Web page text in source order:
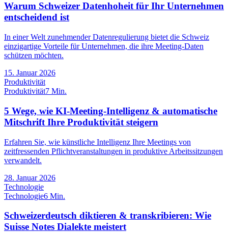
Warum Schweizer Datenhoheit für Ihr Unternehmen
entscheidend ist
In einer Welt zunehmender Datenregulierung bietet die Schweiz
einzigartige Vorteile für Unternehmen, die ihre Meeting-Daten
schützen möchten.
15. Januar 2026
Produktivität
Produktivität7 Min.
5 Wege, wie KI-Meeting-Intelligenz & automatische
Mitschrift Ihre Produktivität steigern
Erfahren Sie, wie künstliche Intelligenz Ihre Meetings von
zeitfressenden Pflichtveranstaltungen in produktive Arbeitssitzungen
verwandelt.
28. Januar 2026
Technologie
Technologie6 Min.
Schweizerdeutsch diktieren & transkribieren: Wie
Suisse Notes Dialekte meistert